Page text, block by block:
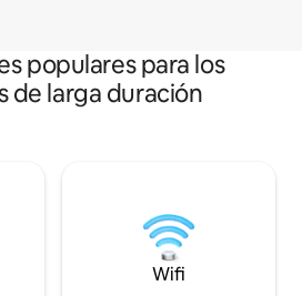
populares para los
de larga duración
Wifi